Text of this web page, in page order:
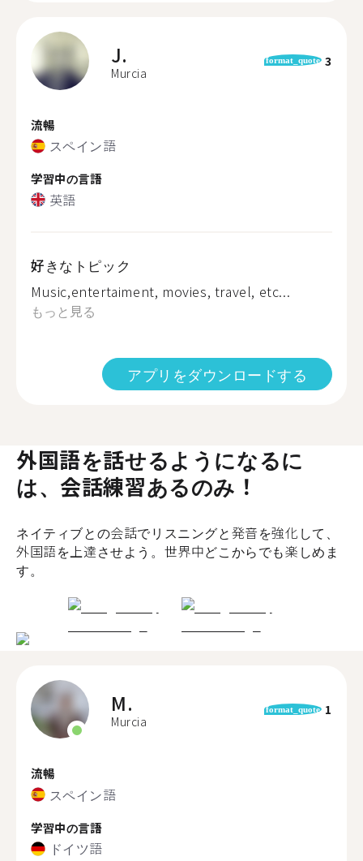
J.
Murcia
format_quote 3
流暢
スペイン語
学習中の言語
英語
好きなトピック
Music,entertaiment, movies, travel, etc...
もっと見る
アプリをダウンロードする
外国語を話せるようになるに
は、会話練習あるのみ！
ネイティブとの会話でリスニングと発音を強化して、
外国語を上達させよう。世界中どこからでも楽しめま
す。
M.
Murcia
format_quote 1
流暢
スペイン語
学習中の言語
ドイツ語